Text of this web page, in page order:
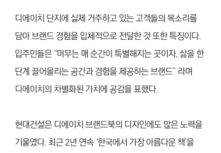
디에이치 단지에 실제 거주하고 있는 고객들의 목소리를
담아 브랜드 경험을 입체적으로 전달한 것 또한 특징이다.
입주민들은 “머무는 매 순간이 특별해지는 곳이자, 삶을 한
단계 끌어올리는 공간과 경험을 제공하는 브랜드” 라며
디에이치의 차별화된 가치에 공감을 표했다.
현대건설은 디에이치 브랜드북의 디자인에도 많은 노력을
기울였다. 최근 2년 연속 ‘한국에서 가장 아름다운 책’을